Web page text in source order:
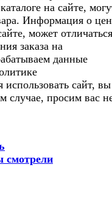
на сайте,
Информация о
может
заказа на
данные
сайт, вы
случае, просим вас
смотрели